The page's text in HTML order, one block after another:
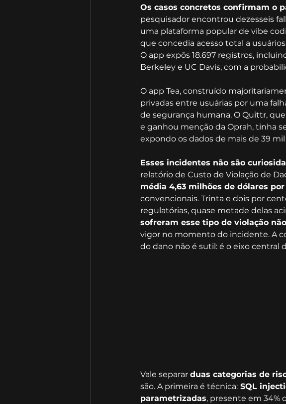
Os casos concretos confirmam o
pesquisador encontrou dezesseis
uma plataforma popular de vibe
que concedia acesso total a
O app expôs 18.697 registros,
Berkeley e UC Davis, com a
O app Tea, construído
privadas entre usuárias por uma
de segurança humana. O Quittr,
e ganhou menção da Oprah, tinha
expondo os dados de mais de 39 mil
Esses incidentes não são
relatório de Custo de Violação de
média 4,63 milhões de dólares
convencionais. Trinta e dois por
regulatórias, quase metade delas
sofreram esse tipo de violação
vigor no momento do incidente. A
do dano não é sutil: é o eixo central
Vale separar duas categorias de
são. A primeira é técnica: SQL
parametrizadas, presente em 34%